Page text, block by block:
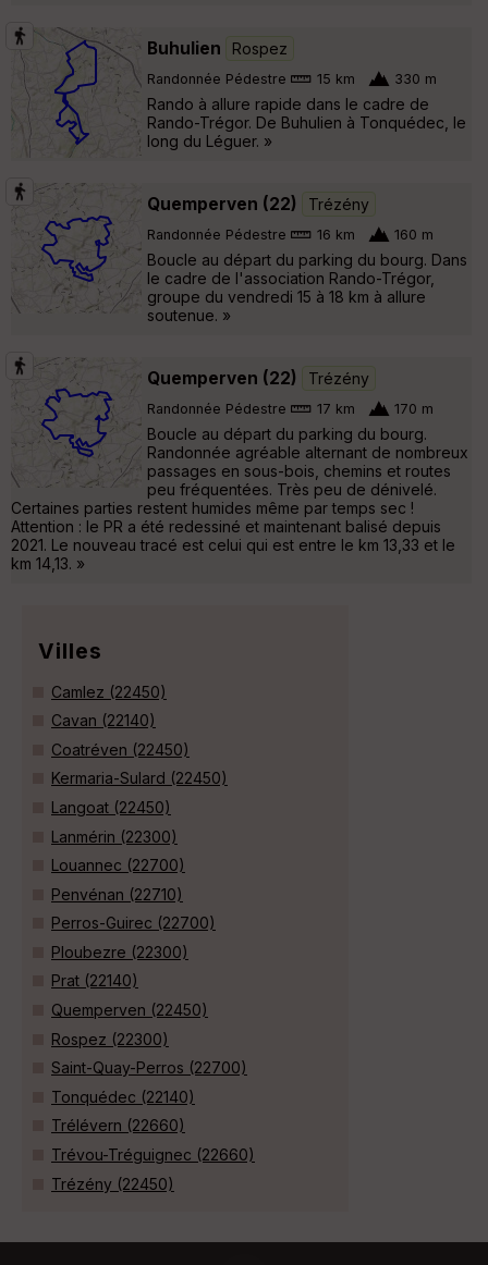
Buhulien Rospez
Randonnée Pédestre 15 km 330 m
Rando à allure rapide dans le cadre de
Rando-Trégor. De Buhulien à Tonquédec, le
long du Léguer. »
Quemperven (22) Trézény
Randonnée Pédestre 16 km 160 m
Boucle au départ du parking du bourg. Dans
le cadre de l'association Rando-Trégor,
groupe du vendredi 15 à 18 km à allure
soutenue. »
Quemperven (22) Trézény
Randonnée Pédestre 17 km 170 m
Boucle au départ du parking du bourg.
Randonnée agréable alternant de nombreux
passages en sous-bois, chemins et routes
peu fréquentées. Très peu de dénivelé.
Certaines parties restent humides même par temps sec !
Attention : le PR a été redessiné et maintenant balisé depuis
2021. Le nouveau tracé est celui qui est entre le km 13,33 et le
km 14,13. »
Villes
Camlez (22450)
Cavan (22140)
Coatréven (22450)
Kermaria-Sulard (22450)
Langoat (22450)
Lanmérin (22300)
Louannec (22700)
Penvénan (22710)
Perros-Guirec (22700)
Ploubezre (22300)
Prat (22140)
Quemperven (22450)
Rospez (22300)
Saint-Quay-Perros (22700)
Tonquédec (22140)
Trélévern (22660)
Trévou-Tréguignec (22660)
Trézény (22450)